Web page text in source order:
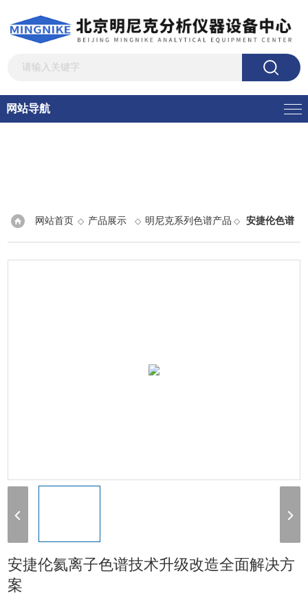
网站导航
网站首页 ◇ 产品展示 ◇ 明尼克系列色谱产品 ◇安捷伦色谱
升级改造> 安捷伦氦离子色谱技术升级改造全面解决方案
安捷伦氦离子色谱技术升级改造全面解决方
案